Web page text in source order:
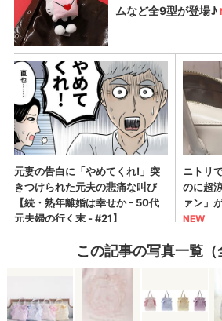
この記事の写真一覧（